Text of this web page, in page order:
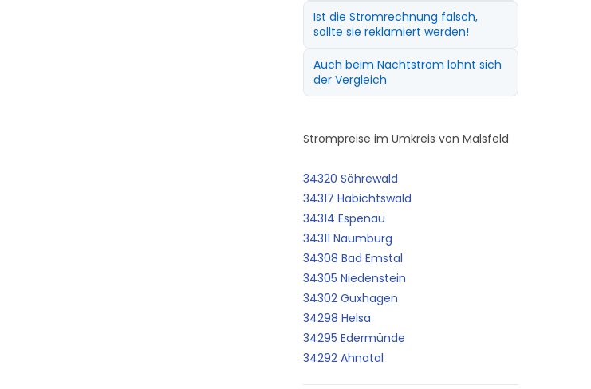
Ist die Stromrechnung falsch,
sollte sie reklamiert werden!
Auch beim Nachtstrom lohnt sich
der Vergleich
Strompreise im Umkreis von Malsfeld
34320 Söhrewald
34317 Habichtswald
34314 Espenau
34311 Naumburg
34308 Bad Emstal
34305 Niedenstein
34302 Guxhagen
34298 Helsa
34295 Edermünde
34292 Ahnatal